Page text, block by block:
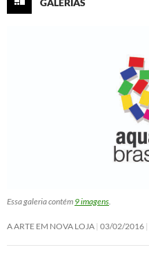
GALERIAS
Essa galeria contém 9 imagens.
A ARTE EM NOVA LOJA 03/02/2016